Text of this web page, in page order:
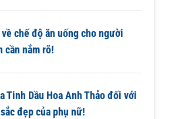
chế độ ăn uống cho người
cần nắm rõ!
Tinh Dầu Hoa Anh Thảo đối với
đẹp của phụ nữ!